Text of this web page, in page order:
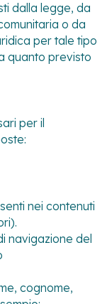
dalla legge, da
o da
per tale tipo
quanto previsto
per il
nei contenuti
navigazione del
cognome,